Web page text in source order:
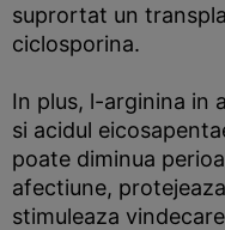
suprortat un
ciclosporina.
In plus, l-arginina in
si acidul
poate diminua
afectiune,
stimuleaza